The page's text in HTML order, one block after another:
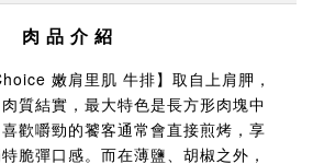
肉 品 介 紹
嫩肩里肌 牛排】取自上肩胛，
質結實，最大特色是長方形肉塊中
歡嚼勁的饕客通常會直接煎烤，享
脆彈口感。而在薄鹽、胡椒之外，